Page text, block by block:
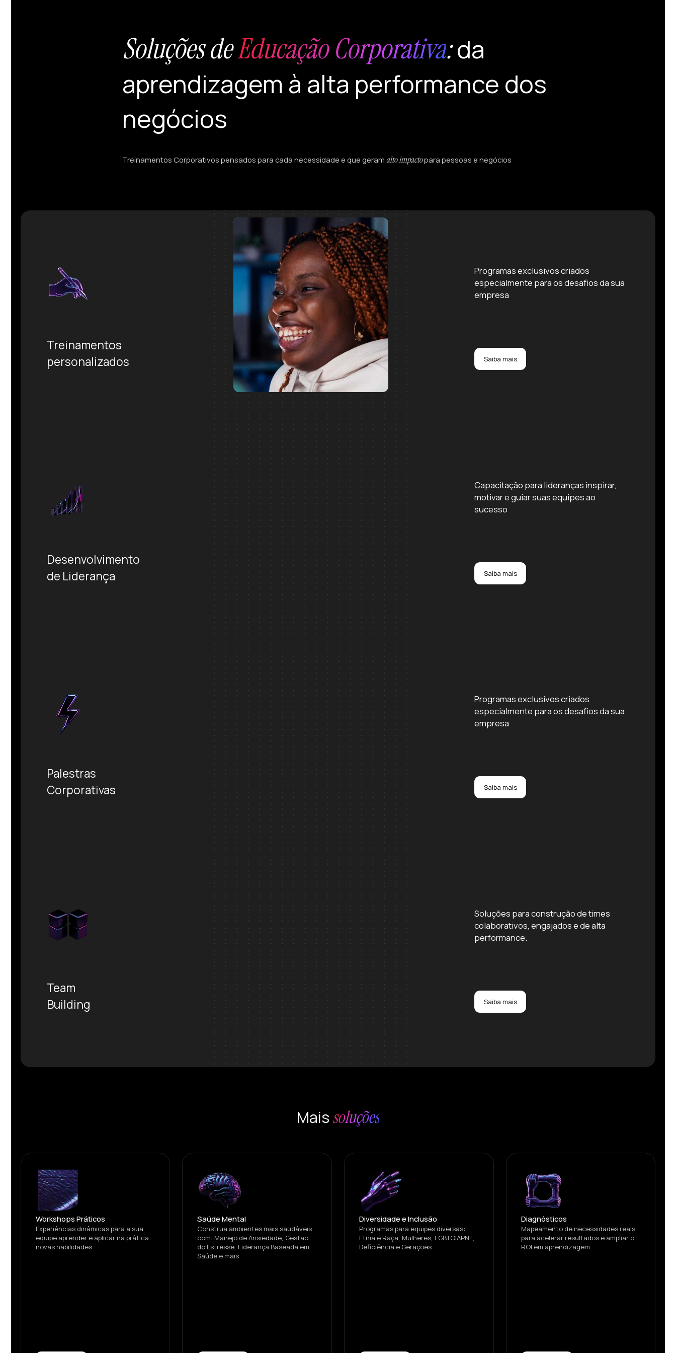
Soluções deEducação Corporativa:da
aprendizagem à alta performance dos
negócios
Treinamentos Corporativos pensados para cada necessidade e que geram alto impactopara pessoas e negócios
Treinamentos
personalizados
Programas exclusivos criados
especialmente para os desafios da sua
empresa
Saiba mais
Desenvolvimento
de Liderança
Capacitação para lideranças inspirar,
motivar e guiar suas equipes ao
sucesso
Saiba mais
Palestras
Corporativas
Programas exclusivos criados
especialmente para os desafios da sua
empresa
Saiba mais
Team
Building
Soluções para construção de times
colaborativos, engajados e de alta
performance.
Saiba mais
Maissoluções
Workshops Práticos
Experiências dinâmicas para a sua
equipe aprender e aplicar na prática
novas habilidades
Saúde Mental
Construa ambientes mais saudáveis
com: Manejo de Ansiedade, Gestão
do Estresse, Liderança Baseada em
Saúde e mais
Diversidade e Inclusão
Programas para equipes diversas:
Etnia e Raça, Mulheres, LGBTQIAPN+,
Deficiência e Gerações
Diagnósticos
Mapeamento de necessidades reais
para acelerar resultados e ampliar o
ROI em aprendizagem.